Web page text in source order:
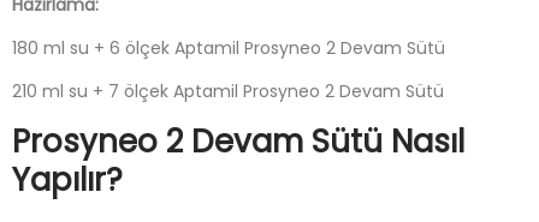
Hazırlama:
180 ml su + 6 ölçek Aptamil Prosyneo 2 Devam Sütü
210 ml su + 7 ölçek Aptamil Prosyneo 2 Devam Sütü
Prosyneo 2 Devam Sütü Nasıl
Yapılır?